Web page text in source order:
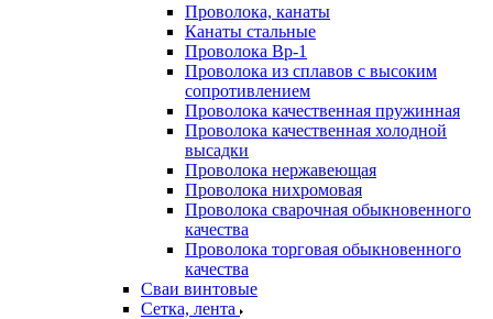
Проволока, канаты
Канаты стальные
Проволока Вр-1
Проволока из сплавов с высоким
сопротивлением
Проволока качественная пружинная
Проволока качественная холодной
высадки
Проволока нержавеющая
Проволока нихромовая
Проволока сварочная обыкновенного
качества
Проволока торговая обыкновенного
качества
Сваи винтовые
Сетка, лента